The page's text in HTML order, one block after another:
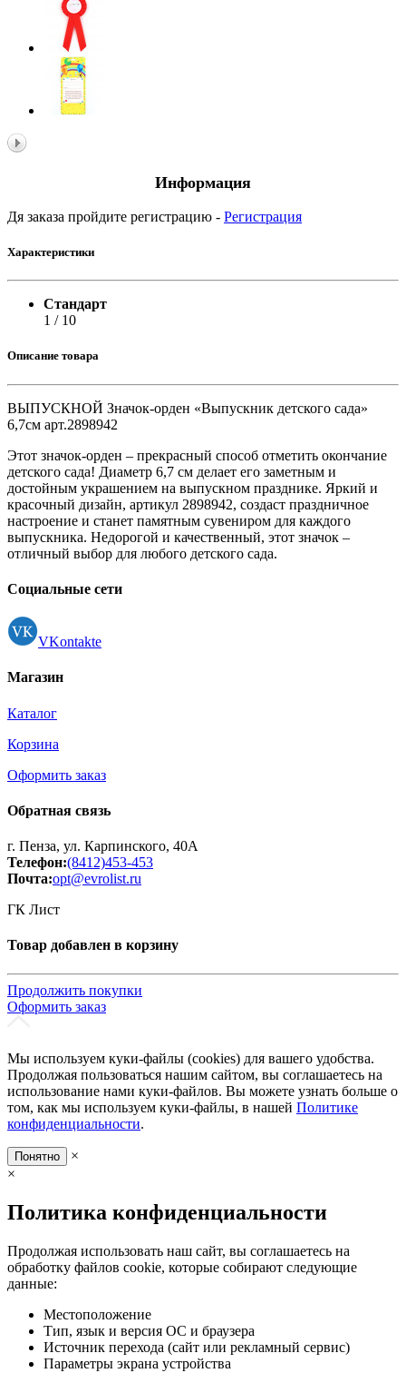
Информация
Дя заказа пройдите регистрацию - Регистрация
Характеристики
Стандарт
1 / 10
Описание товара
ВЫПУСКНОЙ Значок-орден «Выпускник детского сада»
6,7см арт.2898942
Этот значок-орден – прекрасный способ отметить окончание
детского сада! Диаметр 6,7 см делает его заметным и
достойным украшением на выпускном празднике. Яркий и
красочный дизайн, артикул 2898942, создаст праздничное
настроение и станет памятным сувениром для каждого
выпускника. Недорогой и качественный, этот значок –
отличный выбор для любого детского сада.
Социальные сети
VKontakte
Магазин
Каталог
Корзина
Оформить заказ
Обратная связь
г. Пенза, ул. Карпинского, 40А
Телефон:(8412)453-453
Почта:opt@evrolist.ru
ГК Лист
Товар добавлен в корзину
Продолжить покупки
Оформить заказ
Мы используем куки-файлы (cookies) для вашего удобства.
Продолжая пользоваться нашим сайтом, вы соглашаетесь на
использование нами куки-файлов. Вы можете узнать больше о
том, как мы используем куки-файлы, в нашей Политике
конфиденциальности.
Понятно
×
×
Политика конфиденциальности
Продолжая использовать наш сайт, вы соглашаетесь на
обработку файлов cookie, которые собирают следующие
данные:
Местоположение
Тип, язык и версия ОС и браузера
Источник перехода (сайт или рекламный сервис)
Параметры экрана устройства